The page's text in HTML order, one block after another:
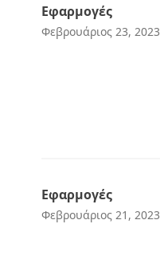
Εφαρμογές
Φεβρουάριος 23, 2023
Εφαρμογές
Φεβρουάριος 21, 2023